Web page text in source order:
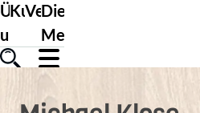
Über
uns
Kundenservice
Versicherungen
Die
Mecklenburgische